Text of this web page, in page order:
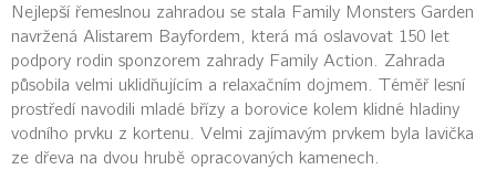
Nejlepší řemeslnou zahradou se stala Family Monsters Garden
navržená Alistarem Bayfordem, která má oslavovat 150 let
podpory rodin sponzorem zahrady Family Action. Zahrada
působila velmi uklidňujícím a relaxačním dojmem. Téměř lesní
prostředí navodili mladé břízy a borovice kolem klidné hladiny
vodního prvku z kortenu. Velmi zajímavým prvkem byla lavička
ze dřeva na dvou hrubě opracovaných kamenech.